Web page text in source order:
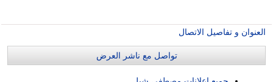
العنوان و تفاصيل الاتصال
تواصل مع ناشر العرض